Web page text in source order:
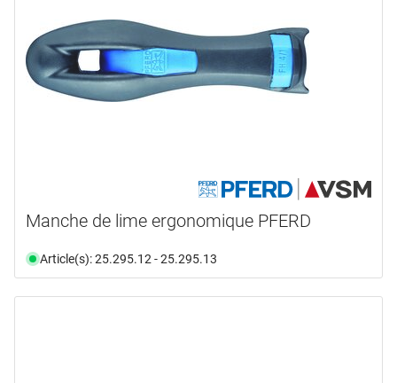
Manche de lime ergonomique PFERD
Article(s): 25.295.12 - 25.295.13